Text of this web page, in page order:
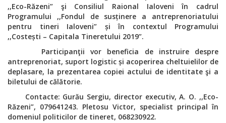
,,Eco-Răzeni” şi Consiliul Raional Ialoveni în cadrul
Programului ,,Fondul de susținere a antreprenoriatului
pentru tineri Ialoveni” și în contextul Programului
,,Costești – Capitala Tineretului 2019”.
Participanţii vor beneficia de instruire despre
antreprenoriat, suport logistic și acoperirea cheltuielilor de
deplasare, la prezentarea copiei actului de identitate şi a
biletului de călătorie.
Contacte: Gurău Sergiu, director executiv, A. O. ,,Eco-
Răzeni”, 079641243. Pletosu Victor, specialist principal în
domeniul politicilor de tineret, 068230922.